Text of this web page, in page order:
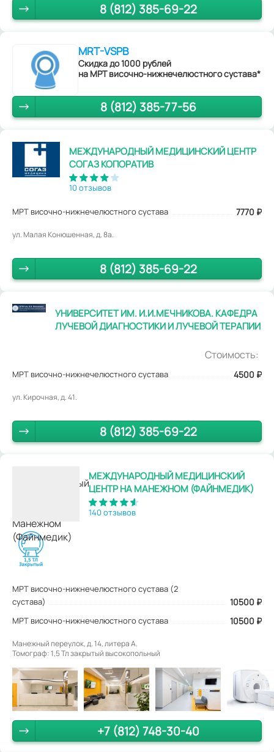
8 (812) 385-69-22
MRT-VSPB
Скидка до 1000 рублей
на МРТ височно-нижнечелюстного сустава*
8 (812) 385-77-56
МЕЖДУНАРОДНЫЙ МЕДИЦИНСКИЙ ЦЕНТР
СОГАЗ КОПОРАТИВ
10 отзывов
МРТ височно-нижнечелюстного сустава 7770 ₽
ул. Малая Конюшенная, д. 8а.
8 (812) 385-69-22
УНИВЕРСИТЕТ ИМ. И.И.МЕЧНИКОВА. КАФЕДРА
ЛУЧЕВОЙ ДИАГНОСТИКИ И ЛУЧЕВОЙ ТЕРАПИИ
Стоимость:
МРТ височно-нижнечелюстного сустава 4500 ₽
ул. Кирочная, д. 41.
8 (812) 385-69-22
МЕЖДУНАРОДНЫЙ МЕДИЦИНСКИЙ
ЦЕНТР НА МАНЕЖНОМ (ФАЙНМЕДИК)
140 отзывов
МРТ височно-нижнечелюстного сустава (2
сустава)
10500 ₽
МРТ височно-нижнечелюстного сустава 10500 ₽
Манежный переулок, д. 14, литера А.
Томограф: 1,5 Тл закрытый высокопольный
+7 (812) 748-30-40